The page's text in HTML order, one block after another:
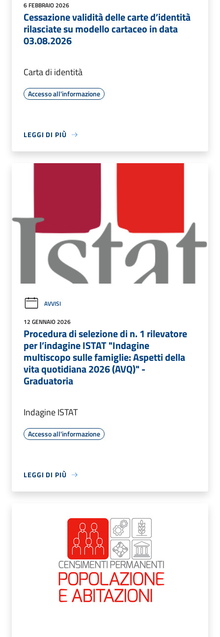
6 FEBBRAIO 2026
Cessazione validità delle carte d’identità
rilasciate su modello cartaceo in data
03.08.2026
Carta di identità
Accesso all'informazione
LEGGI DI PIÙ
AVVISI
12 GENNAIO 2026
Procedura di selezione di n. 1 rilevatore
per l’indagine ISTAT "Indagine
multiscopo sulle famiglie: Aspetti della
vita quotidiana 2026 (AVQ)" -
Graduatoria
Indagine ISTAT
Accesso all'informazione
LEGGI DI PIÙ